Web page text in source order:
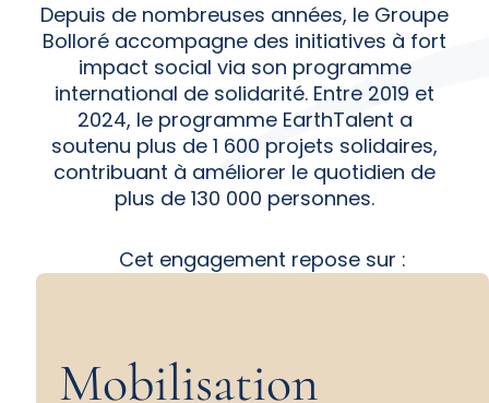
Depuis de nombreuses années, le Groupe
Bolloré accompagne des initiatives à fort
impact social via son programme
international de solidarité. Entre 2019 et
2024, le programme EarthTalent a
soutenu plus de 1 600 projets solidaires,
contribuant à améliorer le quotidien de
plus de 130 000 personnes.
Cet engagement repose sur :
Mobilisation